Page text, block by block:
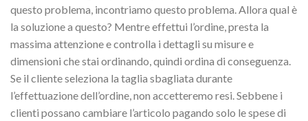
questo problema, incontriamo questo problema. Allora qual è
la soluzione a questo? Mentre effettui l’ordine, presta la
massima attenzione e controlla i dettagli su misure e
dimensioni che stai ordinando, quindi ordina di conseguenza.
Se il cliente seleziona la taglia sbagliata durante
l’effettuazione dell’ordine, non accetteremo resi. Sebbene i
clienti possano cambiare l’articolo pagando solo le spese di